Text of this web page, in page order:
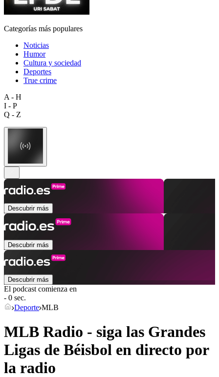
Categorías más populares
Noticias
Humor
Cultura y sociedad
Deportes
True crime
A - H
I - P
Q - Z
Descubrir más
Descubrir más
Descubrir más
El podcast comienza en
- 0 sec.
Deporte MLB
MLB Radio - siga las Grandes
Ligas de Béisbol en directo por
la radio